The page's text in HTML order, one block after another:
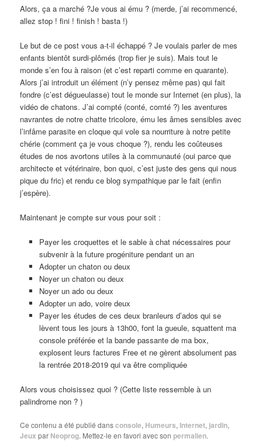
Alors, ça a marché ?Je vous ai ému ? (merde, j’ai recommencé,
allez stop ! fini ! finish ! basta !)
Le but de ce post vous a-t-il échappé ? Je voulais parler de mes
enfants bientôt surdi-plômés (trop fier je suis). Mais tout le
monde s’en fou à raison (et c’est reparti comme en quarante).
Alors j’ai introduit un élément (n’y pensez même pas) qui fait
fondre (c’est dégueulasse) tout le monde sur Internet (en plus), la
vidéo de chatons. J’ai compté (conté, comté ?) les aventures
navrantes de notre chatte tricolore, ému les âmes sensibles avec
l’infâme parasite en cloque qui vole sa nourriture à notre petite
chérie (comment ça je vous choque ?), rendu les coûteuses
études de nos avortons utiles à la communauté (oui parce que
architecte et vétérinaire, bon quoi, c’est juste des gens qui nous
pique du fric) et rendu ce blog sympathique par le fait (enfin
j’espère).
Maintenant je compte sur vous pour soit :
Payer les croquettes et le sable à chat nécessaires pour
subvenir à la future progéniture pendant un an
Adopter un chaton ou deux
Noyer un chaton ou deux
Noyer un ado ou deux
Adopter un ado, voire deux
Payer les études de ces deux branleurs d’ados qui se
lèvent tous les jours à 13h00, font la gueule, squattent ma
console préférée et la bande passante de ma box,
explosent leurs factures Free et ne gèrent absolument pas
la rentrée 2018-2019 qui va être compliquée
Alors vous choisissez quoi ? (Cette liste ressemble à un
palindrome non ? )
Ce contenu a été publié dansconsole, Humeurs, Internet, jardin,
Jeux par Neoprog. Mettez-le en favori avec son permalien.